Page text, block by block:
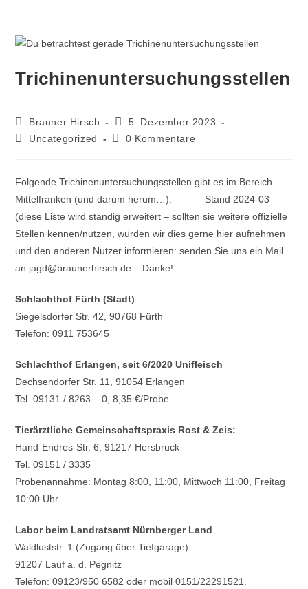
Trichinenuntersuchungsstellen
Brauner Hirsch
5. Dezember 2023
Uncategorized
0 Kommentare
Folgende Trichinenuntersuchungsstellen gibt es im Bereich
Mittelfranken (und darum herum…): Stand 2024-03
(diese Liste wird ständig erweitert – sollten sie weitere offizielle
Stellen kennen/nutzen, würden wir dies gerne hier aufnehmen
und den anderen Nutzer informieren: senden Sie uns ein Mail
an jagd@braunerhirsch.de – Danke!
Schlachthof Fürth (Stadt)
Siegelsdorfer Str. 42, 90768 Fürth
Telefon: 0911 753645
Schlachthof Erlangen, seit 6/2020 Unifleisch
Dechsendorfer Str. 11, 91054 Erlangen
Tel. 09131 / 8263 – 0, 8,35 €/Probe
Tierärztliche Gemeinschaftspraxis Rost & Zeis:
Hand-Endres-Str. 6, 91217 Hersbruck
Tel. 09151 / 3335
Probenannahme: Montag 8:00, 11:00, Mittwoch 11:00, Freitag
10:00 Uhr.
Labor beim Landratsamt Nürnberger Land
Waldluststr. 1 (Zugang über Tiefgarage)
91207 Lauf a. d. Pegnitz
Telefon: 09123/950 6582 oder mobil 0151/22291521.